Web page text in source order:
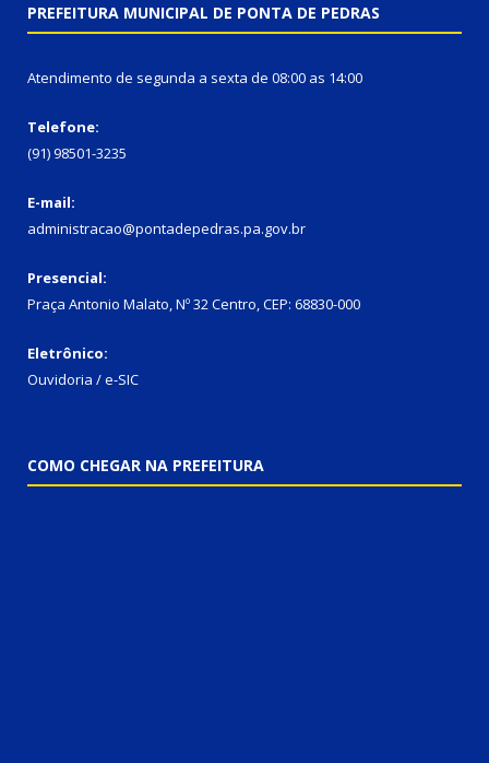
PREFEITURA MUNICIPAL DE PONTA DE PEDRAS
Atendimento de segunda a sexta de 08:00 as 14:00
Telefone:
(91) 98501-3235
E-mail:
administracao@pontadepedras.pa.gov.br
Presencial:
Praça Antonio Malato, Nº 32 Centro, CEP: 68830-000
Eletrônico:
Ouvidoria / e-SIC
COMO CHEGAR NA PREFEITURA